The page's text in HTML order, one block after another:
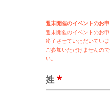
週末開催のイベントのお
週末開催のイベントのお
終了させていただいてい
ご参加いただけませんの
い。
姓 *